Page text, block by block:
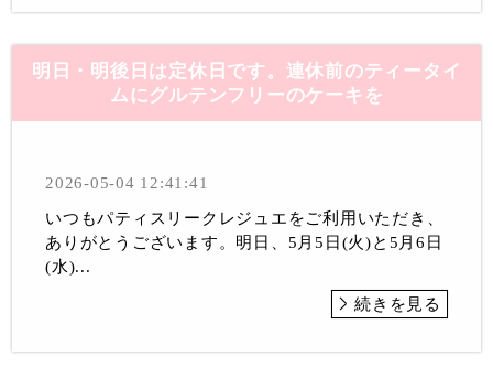
明日・明後日は定休日です。連休前のティータイ
ムにグルテンフリーのケーキを
2026-05-04 12:41:41
いつもパティスリークレジュエをご利用いただき、
ありがとうございます。明日、5月5日(火)と5月6日
(水)...
続きを見る